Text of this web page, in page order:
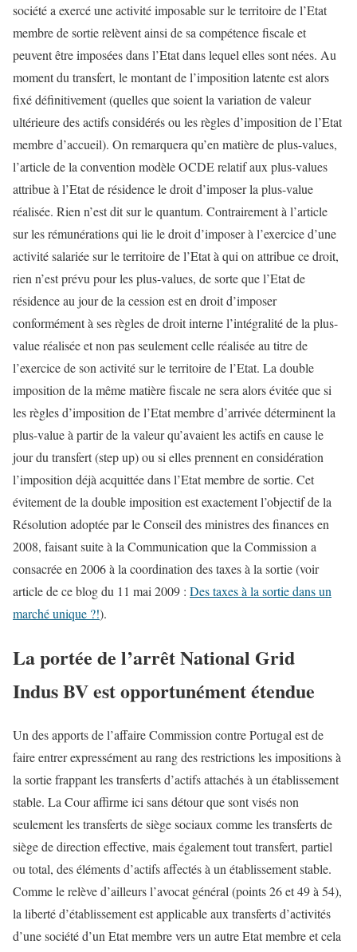
société a exercé une activité imposable sur le territoire de l’Etat
membre de sortie relèvent ainsi de sa compétence fiscale et
peuvent être imposées dans l’Etat dans lequel elles sont nées. Au
moment du transfert, le montant de l’imposition latente est alors
fixé définitivement (quelles que soient la variation de valeur
ultérieure des actifs considérés ou les règles d’imposition de l’Etat
membre d’accueil). On remarquera qu’en matière de plus-values,
l’article de la convention modèle OCDE relatif aux plus-values
attribue à l’Etat de résidence le droit d’imposer la plus-value
réalisée. Rien n’est dit sur le quantum. Contrairement à l’article
sur les rémunérations qui lie le droit d’imposer à l’exercice d’une
activité salariée sur le territoire de l’Etat à qui on attribue ce droit,
rien n’est prévu pour les plus-values, de sorte que l’Etat de
résidence au jour de la cession est en droit d’imposer
conformément à ses règles de droit interne l’intégralité de la plus-
value réalisée et non pas seulement celle réalisée au titre de
l’exercice de son activité sur le territoire de l’Etat. La double
imposition de la même matière fiscale ne sera alors évitée que si
les règles d’imposition de l’Etat membre d’arrivée déterminent la
plus-value à partir de la valeur qu’avaient les actifs en cause le
jour du transfert (step up) ou si elles prennent en considération
l’imposition déjà acquittée dans l’Etat membre de sortie. Cet
évitement de la double imposition est exactement l’objectif de la
Résolution adoptée par le Conseil des ministres des finances en
2008, faisant suite à la Communication que la Commission a
consacrée en 2006 à la coordination des taxes à la sortie (voir
article de ce blog du 11 mai 2009 : Des taxes à la sortie dans un
marché unique ?!).
La portée de l’arrêt National Grid
Indus BV est opportunément étendue
Un des apports de l’affaire Commission contre Portugal est de
faire entrer expressément au rang des restrictions les impositions à
la sortie frappant les transferts d’actifs attachés à un établissement
stable. La Cour affirme ici sans détour que sont visés non
seulement les transferts de siège sociaux comme les transferts de
siège de direction effective, mais également tout transfert, partiel
ou total, des éléments d’actifs affectés à un établissement stable.
Comme le relève d’ailleurs l’avocat général (points 26 et 49 à 54),
la liberté d’établissement est applicable aux transferts d’activités
d’une société d’un Etat membre vers un autre Etat membre et cela